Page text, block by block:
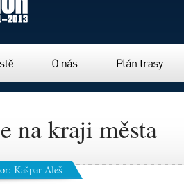
na kraji města
Kašpar Aleš